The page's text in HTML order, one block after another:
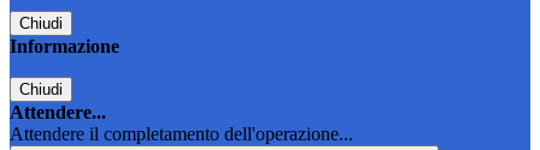
Chiudi
Informazione
Chiudi
Attendere...
Attendere il completamento dell'operazione...